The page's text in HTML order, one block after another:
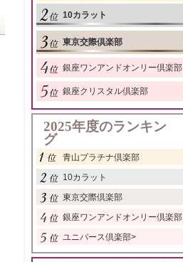
10カラット
東京交際倶楽部
銀座ワンアンドオンリー倶楽部
銀座クリスタル倶楽部
2025年度のランキン
グ
青山プラチナ倶楽部
10カラット
東京交際倶楽部
銀座ワンアンドオンリー倶楽部
ユニバース倶楽部>